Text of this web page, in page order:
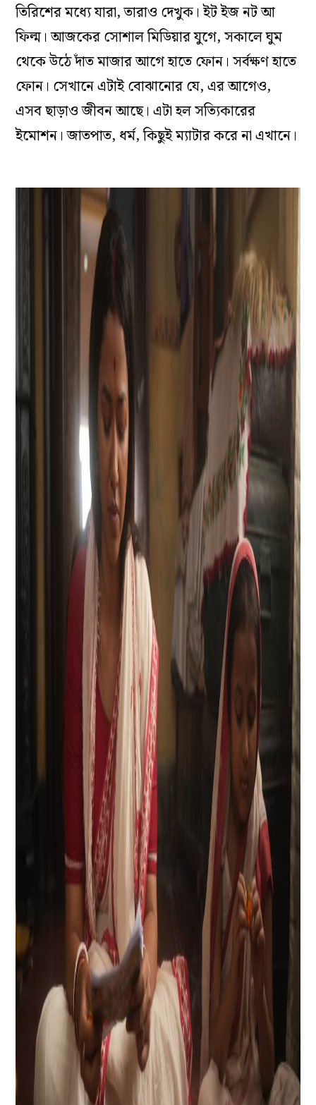
তিরিশের মধ্যে যারা, তারাও দেখুক। ইট ইজ নট আ
ফিল্ম। আজকের সোশ‌াল মিডিয়ার যুগে, সকালে ঘুম
থেকে উঠে দাঁত মাজার আগে হাতে ফোন। সর্বক্ষণ হাতে
ফোন। সেখানে এটাই বোঝানোর যে, এর আগেও,
এসব ছাড়াও জীবন আছে। এটা হল সত্যিকারের
ইমোশন। জাতপাত, ধর্ম, কিছুই ম‌্যাটার করে না এখানে।